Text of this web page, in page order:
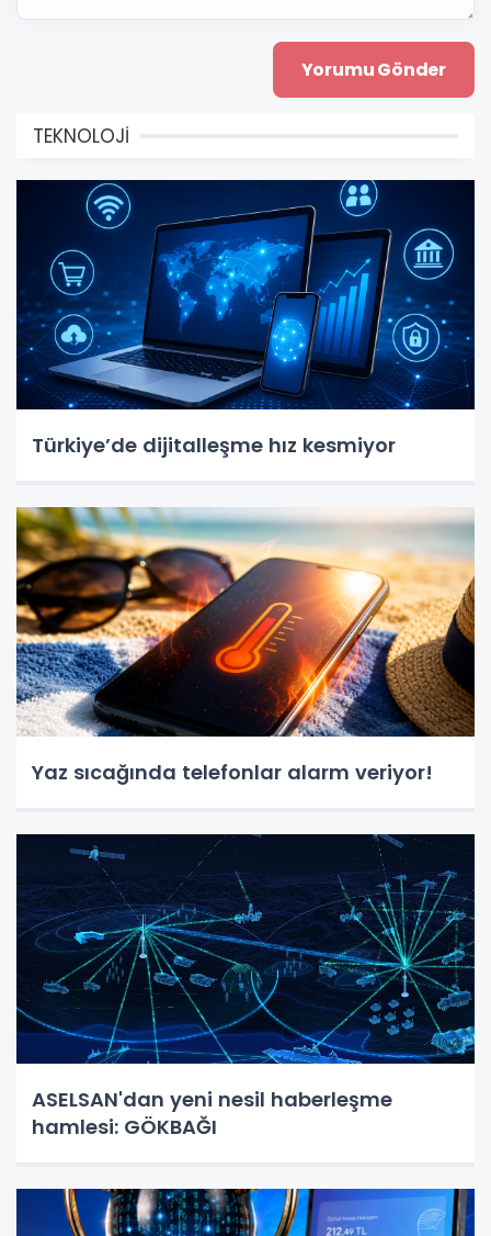
TEKNOLOJİ
Türkiye’de dijitalleşme hız kesmiyor
Yaz sıcağında telefonlar alarm veriyor!
ASELSAN'dan yeni nesil haberleşme
hamlesi: GÖKBAĞI